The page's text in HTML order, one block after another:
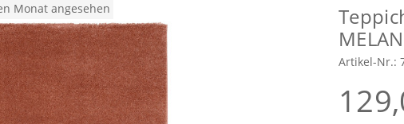
Monat angesehen
Artikel-Nr.: